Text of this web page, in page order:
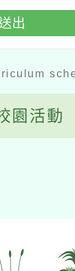
「滿6
施，延
協助
出
園活動